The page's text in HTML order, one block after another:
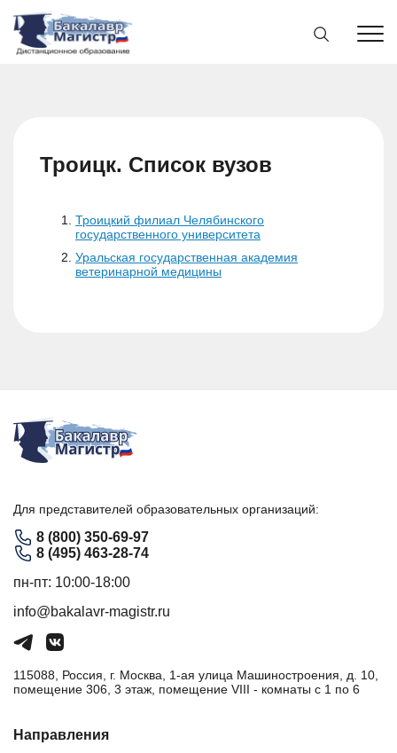
Троицк. Список вузов
Троицкий филиал Челябинского
государственного университета
Уральская государственная академия
ветеринарной медицины
Для представителей образовательных организаций:
8 (800) 350-69-97
8 (495) 463-28-74
пн-пт: 10:00-18:00
info@bakalavr-magistr.ru
115088, Россия, г. Москва, 1-ая улица Машиностроения, д. 10,
помещение 306, 3 этаж, помещение VIII - комнаты с 1 по 6
Направления